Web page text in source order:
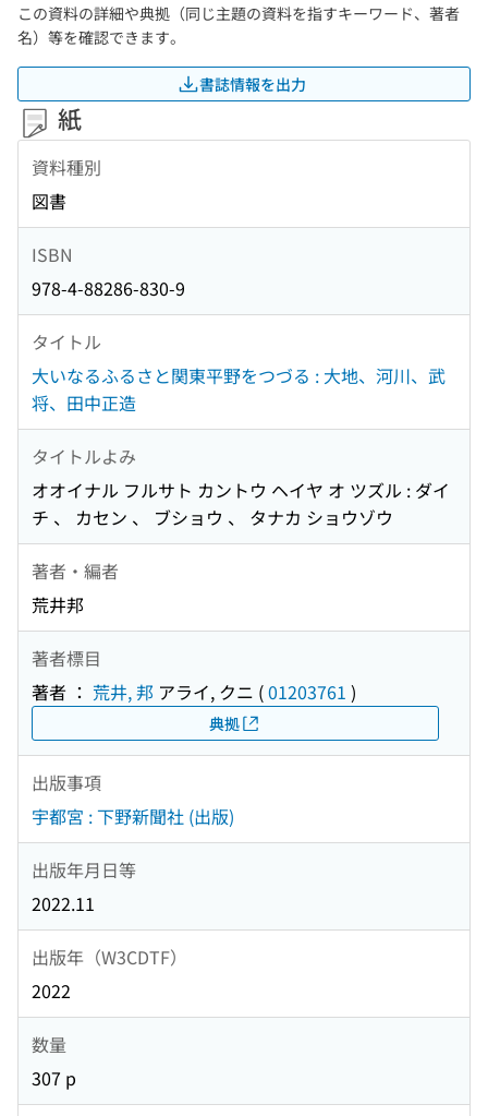
この資料の詳細や典拠（同じ主題の資料を指すキーワード、著者
名）等を確認できます。
書誌情報を出力
紙
資料種別
図書
ISBN
978-4-88286-830-9
タイトル
大いなるふるさと関東平野をつづる : 大地、河川、武
将、田中正造
タイトルよみ
オオイナル フルサト カントウ ヘイヤ オ ツズル : ダイ
チ 、 カセン 、 ブショウ 、 タナカ ショウゾウ
著者・編者
荒井邦
著者標目
著者 ： 荒井, 邦 アライ, クニ (01203761 )
典拠
出版事項
宇都宮 : 下野新聞社 (出版)
出版年月日等
2022.11
出版年（W3CDTF）
2022
数量
307 p